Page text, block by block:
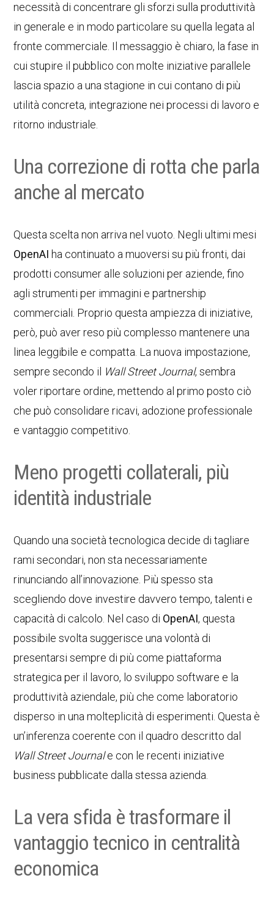
necessità di concentrare gli sforzi sulla produttività
in generale e in modo particolare su quella legata al
fronte commerciale. Il messaggio è chiaro, la fase in
cui stupire il pubblico con molte iniziative parallele
lascia spazio a una stagione in cui contano di più
utilità concreta, integrazione nei processi di lavoro e
ritorno industriale.
Una correzione di rotta che parla
anche al mercato
Questa scelta non arriva nel vuoto. Negli ultimi mesi
OpenAI ha continuato a muoversi su più fronti, dai
prodotti consumer alle soluzioni per aziende, fino
agli strumenti per immagini e partnership
commerciali. Proprio questa ampiezza di iniziative,
però, può aver reso più complesso mantenere una
linea leggibile e compatta. La nuova impostazione,
sempre secondo il Wall Street Journal, sembra
voler riportare ordine, mettendo al primo posto ciò
che può consolidare ricavi, adozione professionale
e vantaggio competitivo.
Meno progetti collaterali, più
identità industriale
Quando una società tecnologica decide di tagliare
rami secondari, non sta necessariamente
rinunciando all’innovazione. Più spesso sta
scegliendo dove investire davvero tempo, talenti e
capacità di calcolo. Nel caso di OpenAI, questa
possibile svolta suggerisce una volontà di
presentarsi sempre di più come piattaforma
strategica per il lavoro, lo sviluppo software e la
produttività aziendale, più che come laboratorio
disperso in una molteplicità di esperimenti. Questa è
un’inferenza coerente con il quadro descritto dal
Wall Street Journale con le recenti iniziative
business pubblicate dalla stessa azienda.
La vera sfida è trasformare il
vantaggio tecnico in centralità
economica